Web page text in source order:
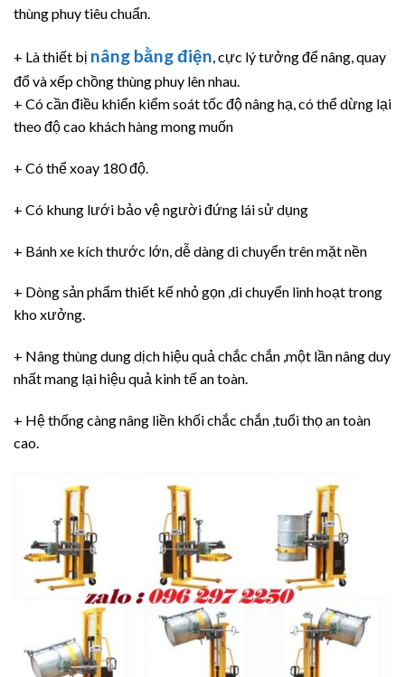
thùng phuy tiêu chuẩn.
+ Là thiết bị nâng bằng điện, cực lý tưởng để nâng, quay
đổ và xếp chồng thùng phuy lên nhau.
+ Có cần điều khiển kiểm soát tốc độ nâng hạ, có thể dừng lại
theo độ cao khách hàng mong muốn
+ Có thể xoay 180 độ.
+ Có khung lưới bảo vệ người đứng lái sử dụng
+ Bánh xe kích thước lớn, dễ dàng di chuyển trên mặt nền
+ Dòng sản phẩm thiết kế nhỏ gọn ,di chuyển linh hoạt trong
kho xưởng.
+ Nâng thùng dung dịch hiệu quả chắc chắn ,một lần nâng duy
nhất mang lại hiệu quả kinh tế an toàn.
+ Hệ thống càng nâng liền khối chắc chắn ,tuổi thọ an toàn
cao.